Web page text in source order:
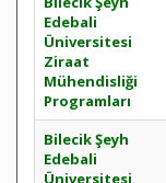
Edebali
Üniversitesi
Ziraat
Mühendisliği
Programları
Bilecik Şeyh
Edebali
Üniversitesi